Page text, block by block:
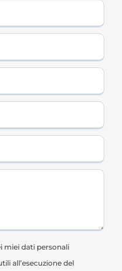
miei dati personali
all’esecuzione del